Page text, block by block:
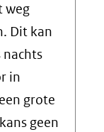
weg
Dit kan
nachts
in
grote
geen